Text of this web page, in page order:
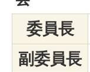
委員長
副委員長